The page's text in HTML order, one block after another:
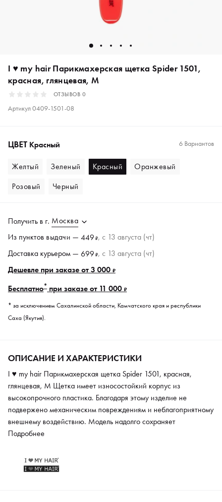
I ♥ my hair Парикмахерская щетка Spider 1501,
красная, глянцевая, M
ОТЗЫВОВ 0
Артикул0409-1501-08
ЦВЕТ Красный 6 Вариантов
Желтый Зеленый Красный
Оранжевый
Розовый
Черный
Получить в г. Москва
Из пунктов выдачи — 449₽, c 13 августа (чт)
Доставка курьером — 699₽, c 13 августа (чт)
Дешевле при заказе от 3 000 ₽
Бесплатно* при заказе от 11 000 ₽
* за исключением Сахалинской области, Камчатского края и республики
Саха (Якутия).
ОПИСАНИЕ И ХАРАКТЕРИСТИКИ
I ♥ my hair Парикмахерская щетка Spider 1501, красная,
глянцевая, M Щетка имеет износостойкий корпус из
высокопрочного пластика. Благодаря этому изделие не
подвержено механическим повреждениям и неблагоприятному
внешнему воздействию. Модель надолго сохраняет
потребительские свойства и характеризуется длительным
материалов с применением биотехнологии. За счет этого
изделие не деформирует структуру и корни волос.
Подробнее